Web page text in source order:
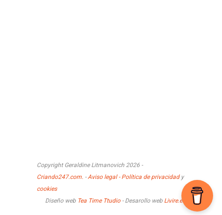
Copyright Geraldine Litmanovich 2026 -
Criando247.com. -Aviso legal - Política de privacidady
cookies
Diseño web Tea Time Ttudio- Desarollo web Livire.es